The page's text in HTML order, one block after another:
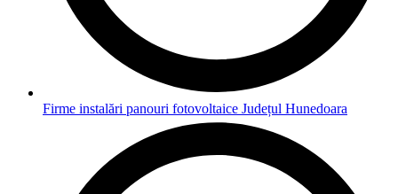
Firme instalări panouri fotovoltaice Județul Hunedoara